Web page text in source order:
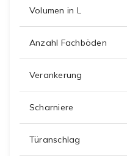
Volumen in L
Anzahl Fachböden
Verankerung
Scharniere
Türanschlag